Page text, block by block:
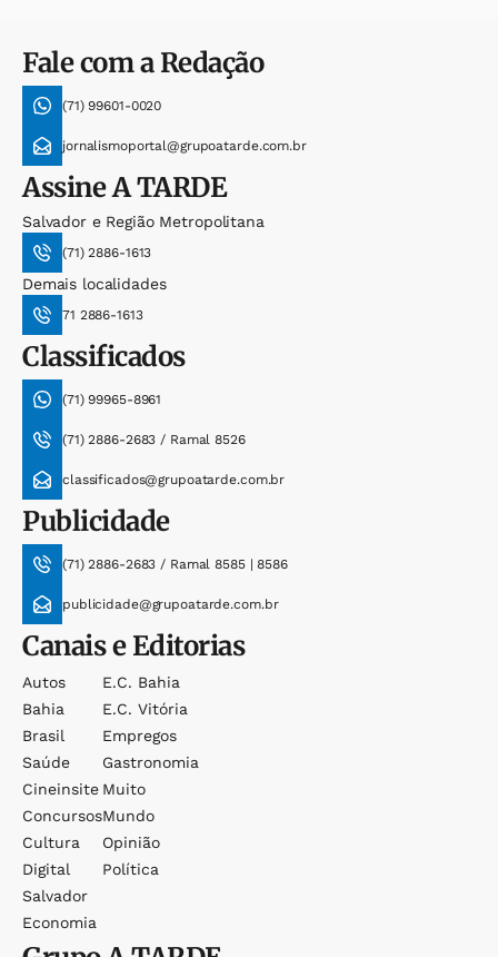
Fale com a Redação
(71) 99601-0020
jornalismoportal@grupoatarde.com.br
AssineA TARDE
Salvador e Região Metropolitana
(71) 2886-1613
Demais localidades
71 2886-1613
Classificados
(71) 99965-8961
(71) 2886-2683 / Ramal 8526
classificados@grupoatarde.com.br
Publicidade
(71) 2886-2683 / Ramal 8585 | 8586
publicidade@grupoatarde.com.br
Canais e Editorias
Autos
Bahia
Brasil
Saúde
Cineinsite
Concursos
Cultura
Digital
Salvador
Economia
E.c. Bahia
E.c. Vitória
Empregos
Gastronomia
Muito
Mundo
Opinião
Política